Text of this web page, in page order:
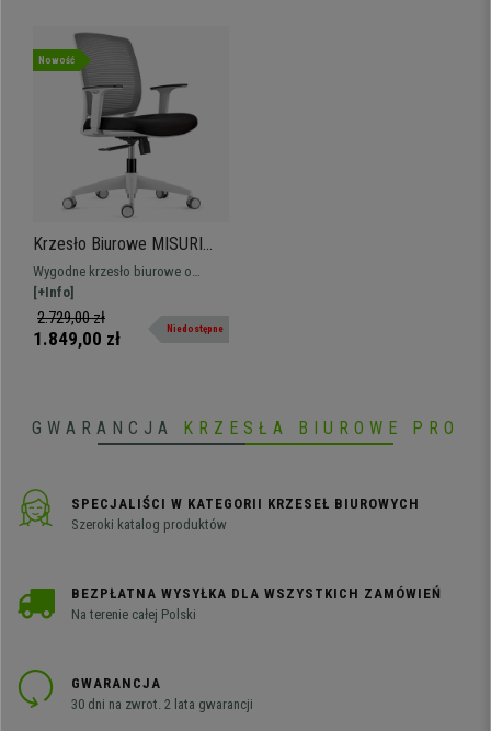
Nowość
Krzesło Biurowe MISURI
GREY, Regulowane
Podłokietniki, Oddychająca
Siatka kolor Szary / Czarny
Wygodne krzesło biurowe o
nowoczesnym wzornictwie,
tapicerowane oddychającą siatką,
dostępne w wielu kolorach.
[+Info]
2.729,00 zł
1.849,00 zł Niedostępne
GWARANCJA KRZESŁA BIUROWE PRO
SPECJALIŚCI W KATEGORII KRZESEŁ BIUROWYCH
Szeroki katalog produktów
BEZPŁATNA WYSYŁKA DLA WSZYSTKICH ZAMÓWIEŃ
Na terenie całej Polski
GWARANCJA
30 dni na zwrot. 2 lata gwarancji